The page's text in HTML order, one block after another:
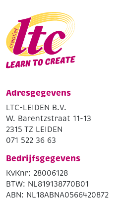
Adresgegevens
LTC-LEIDEN B.V.
W. Barentzstraat 11-13
2315 TZ LEIDEN
071 522 36 63
Bedrijfsgegevens
KvKnr: 28006128
BTW: NL819138770B01
ABN: NL18ABNA0566420872